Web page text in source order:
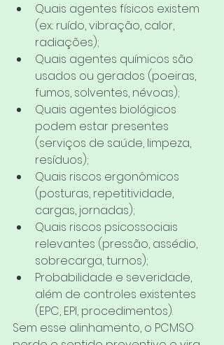
Quais agentes físicos existem
(ex.: ruído, vibração, calor,
radiações);
Quais agentes químicos são
usados ou gerados (poeiras,
fumos, solventes, névoas);
Quais agentes biológicos
podem estar presentes
(serviços de saúde, limpeza,
resíduos);
Quais riscos ergonômicos
(posturas, repetitividade,
cargas, jornadas);
Quais riscos psicossociais
relevantes (pressão, assédio,
sobrecarga, turnos);
Probabilidade e severidade,
além de controles existentes
(EPC, EPI, procedimentos).
Sem esse alinhamento, o PCMSO